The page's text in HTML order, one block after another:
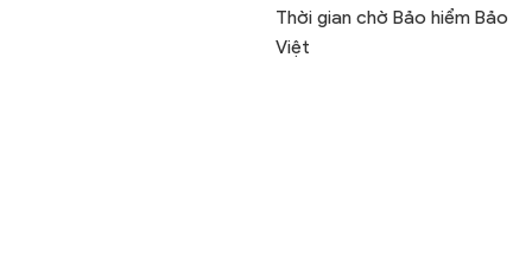
Thời gian chờ Bảo hiểm Bảo
Việt